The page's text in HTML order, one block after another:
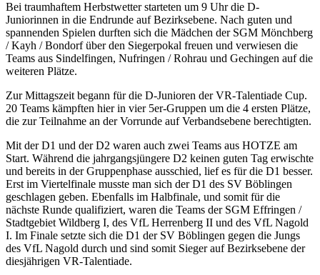
Bei traumhaftem Herbstwetter starteten um 9 Uhr die D-
Juniorinnen in die Endrunde auf Bezirksebene. Nach guten und
spannenden Spielen durften sich die Mädchen der SGM Mönchberg
/ Kayh / Bondorf über den Siegerpokal freuen und verwiesen die
Teams aus Sindelfingen, Nufringen / Rohrau und Gechingen auf die
weiteren Plätze.
Zur Mittagszeit begann für die D-Junioren der VR-Talentiade Cup.
20 Teams kämpften hier in vier 5er-Gruppen um die 4 ersten Plätze,
die zur Teilnahme an der Vorrunde auf Verbandsebene berechtigten.
Mit der D1 und der D2 waren auch zwei Teams aus HOTZE am
Start. Während die jahrgangsjüngere D2 keinen guten Tag erwischte
und bereits in der Gruppenphase ausschied, lief es für die D1 besser.
Erst im Viertelfinale musste man sich der D1 des SV Böblingen
geschlagen geben. Ebenfalls im Halbfinale, und somit für die
nächste Runde qualifiziert, waren die Teams der SGM Effringen /
Stadtgebiet Wildberg I, des VfL Herrenberg II und des VfL Nagold
I. Im Finale setzte sich die D1 der SV Böblingen gegen die Jungs
des VfL Nagold durch und sind somit Sieger auf Bezirksebene der
diesjährigen VR-Talentiade.